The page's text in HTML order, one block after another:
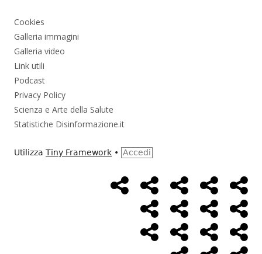
Cookies
Galleria immagini
Galleria video
Link utili
Podcast
Privacy Policy
Scienza e Arte della Salute
Statistiche Disinformazione.it
Utilizza Tiny Framework • Accedi
MenùHome
Page
Alimentazione
AmbienteBambini
Cancro ControlloEconomia
FarmaciMassoneriaNWO
Salute Storia